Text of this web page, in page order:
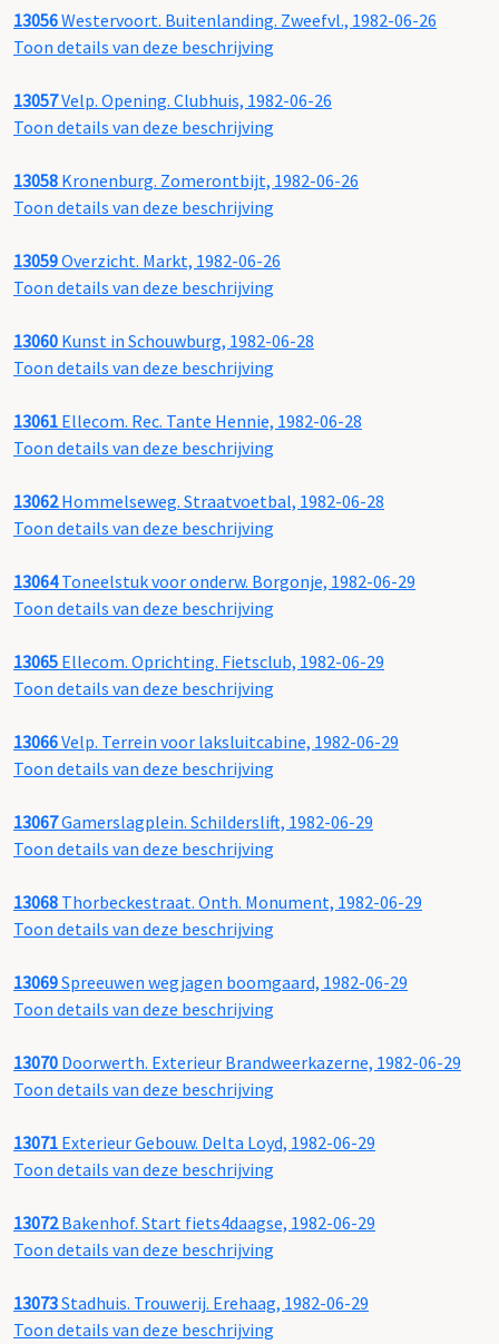
13056Westervoort. Buitenlanding. Zweefvl., 1982-06-26
Toon details van deze beschrijving
13057Velp. Opening. Clubhuis, 1982-06-26
Toon details van deze beschrijving
13058 Kronenburg. Zomerontbijt, 1982-06-26
Toon details van deze beschrijving
13059Overzicht. Markt, 1982-06-26
Toon details van deze beschrijving
13060 Kunst in Schouwburg, 1982-06-28
Toon details van deze beschrijving
13061 Ellecom. Rec. Tante Hennie, 1982-06-28
Toon details van deze beschrijving
13062Hommelseweg. Straatvoetbal, 1982-06-28
Toon details van deze beschrijving
13064Toneelstuk voor onderw. Borgonje, 1982-06-29
Toon details van deze beschrijving
13065 Ellecom. Oprichting. Fietsclub, 1982-06-29
Toon details van deze beschrijving
13066Velp. Terrein voor laksluitcabine, 1982-06-29
Toon details van deze beschrijving
13067Gamerslagplein. Schilderslift, 1982-06-29
Toon details van deze beschrijving
13068 Thorbeckestraat. Onth. Monument, 1982-06-29
Toon details van deze beschrijving
13069Spreeuwen wegjagen boomgaard, 1982-06-29
Toon details van deze beschrijving
13070 Doorwerth. Exterieur Brandweerkazerne, 1982-06-29
Toon details van deze beschrijving
13071 Exterieur Gebouw. Delta Loyd, 1982-06-29
Toon details van deze beschrijving
13072Bakenhof. Start fiets4daagse, 1982-06-29
Toon details van deze beschrijving
13073Stadhuis. Trouwerij. Erehaag, 1982-06-29
Toon details van deze beschrijving